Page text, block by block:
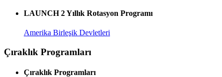
LAUNCH 2 Yıllık Rotasyon Programı
Amerika Birleşik Devletleri
Çıraklık Programları
Çıraklık Programları